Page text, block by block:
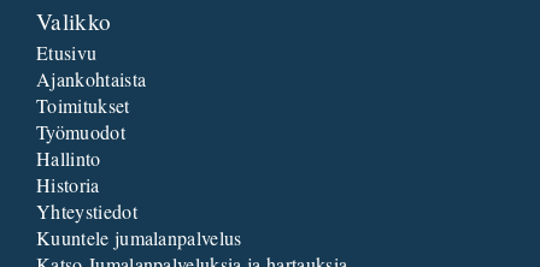
Valikko
Etusivu
Ajankohtaista
Toimitukset
Työmuodot
Hallinto
Historia
Yhteystiedot
Kuuntele jumalanpalvelus